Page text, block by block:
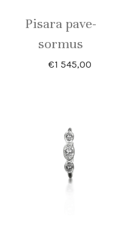
Pisara pave-
sormus
€1 545,00